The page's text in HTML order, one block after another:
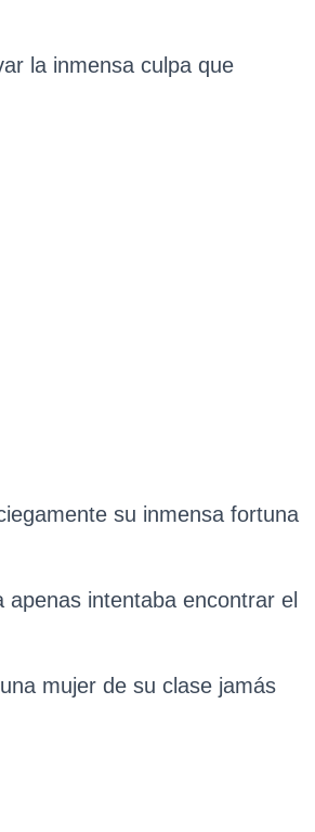
la inmensa culpa que
su inmensa fortuna
intentaba encontrar el
mujer de su clase jamás